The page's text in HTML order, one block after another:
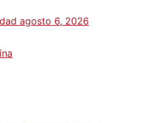
agosto 6, 2026